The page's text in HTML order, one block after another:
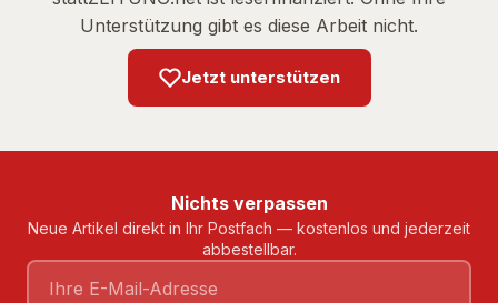
Unterstützung gibt es diese Arbeit nicht.
Jetzt unterstützen
Nichts verpassen
Neue Artikel direkt in Ihr Postfach — kostenlos und jederzeit
abbestellbar.